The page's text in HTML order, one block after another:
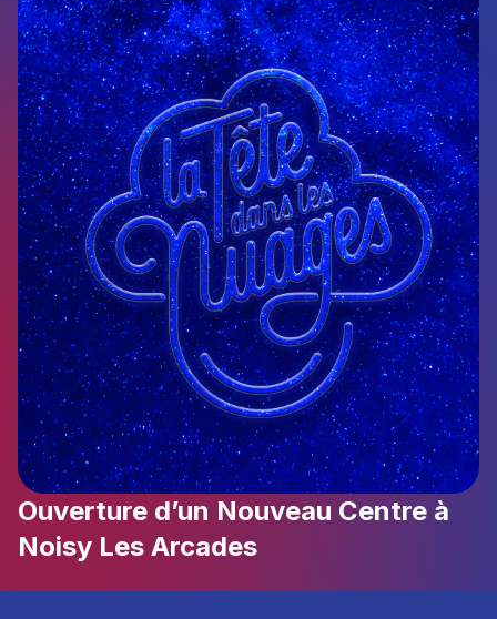
Ouverture d’un Nouveau Centre à
Noisy Les Arcades